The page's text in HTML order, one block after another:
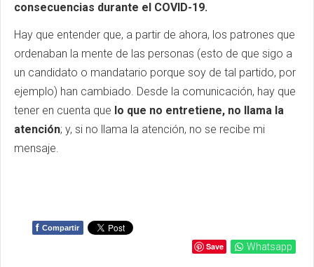
consecuencias durante el COVID-19.
Hay que entender que, a partir de ahora, los patrones que
ordenaban la mente de las personas (esto de que sigo a
un candidato o mandatario porque soy de tal partido, por
ejemplo) han cambiado. Desde la comunicación, hay que
tener en cuenta que lo que no entretiene, no llama la
atención; y, si no llama la atención, no se recibe mi
mensaje.
f Compartir
Save Whatsapp